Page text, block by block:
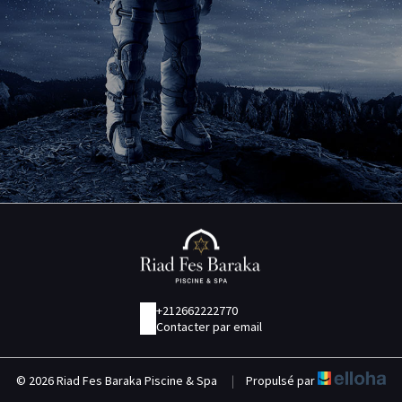
+212662222770
Contacter par email
© 2026 Riad Fes Baraka Piscine & Spa | Propulsé par